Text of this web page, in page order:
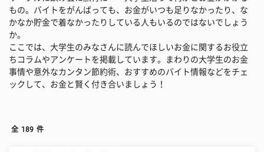
もの。バイトをがんばっても、お金がいつも足りなかったり、な
かなか貯金で着なかったりしている人もいるのではないでしょう
か。
ここでは、大学生のみなさんに読んでほしいお金に関するお役立
ちコラムやアンケートを掲載しています。まわりの大学生のお金
事情や意外なカンタン節約術、おすすめのバイト情報などをチェ
ックして、お金と賢く付き合いましょう！
全 189 件